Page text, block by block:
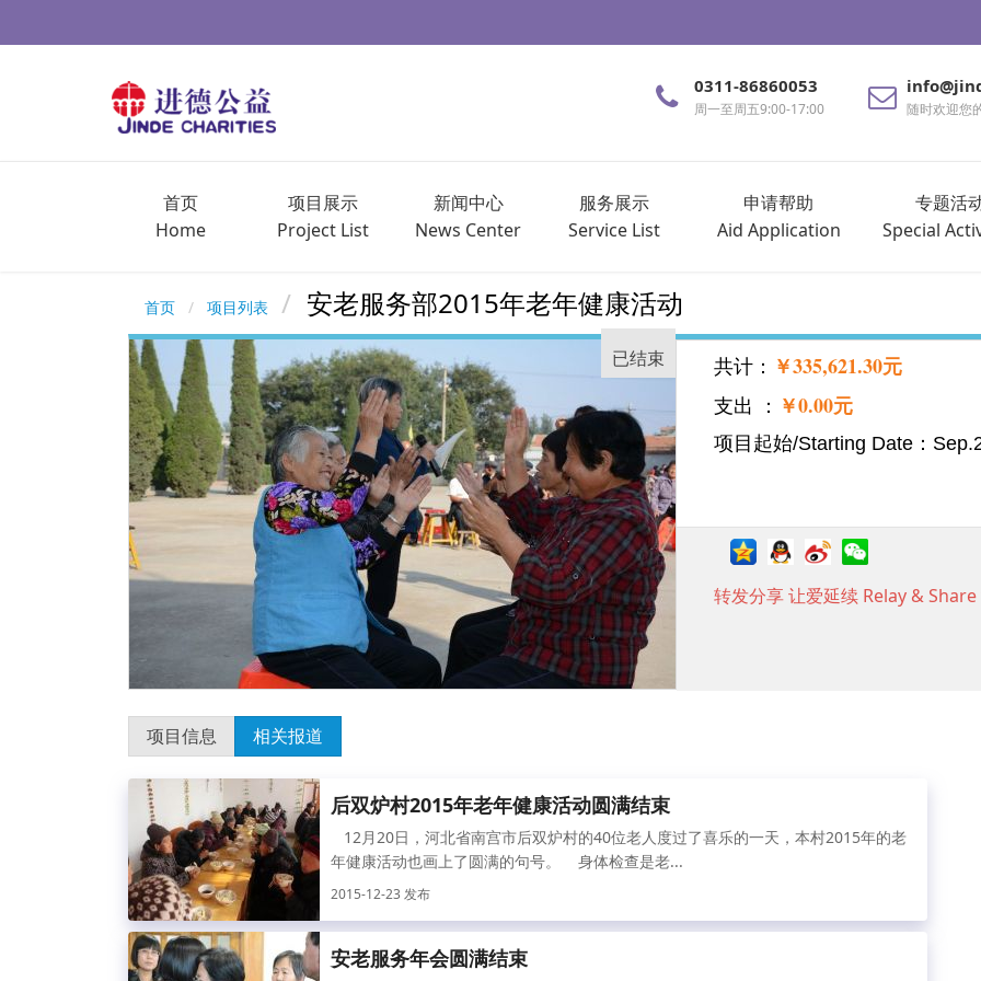
0311-86860053
周一至周五9:00-17:00 随时欢迎您
首页
Home
项目展示
Project List
新闻中心
News Center
服务展示
Service List
申请帮助
Aid Application
专题活
Special
首页 项目列表 安老服务部2015年老年健康活动
已结束 共计： ￥335,621.30元
支出 ： ￥0.00元
项目起始/Starting Date：
转发分享 让爱延续 Relay &
项目信息 相关报道
后双炉村2015年老年健康活动圆满结束
12月20日，河北省南宫市后双炉村的40位老人度过了喜乐的一天，本村2015年的老
年健康活动也画上了圆满的句号。 身体检查是老...
2015-12-23 发布
安老服务年会圆满结束